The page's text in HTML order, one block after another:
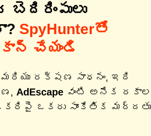
SpyHunterతో
చేయండి
రక్షణ సాధనం, ఇది
AdEscape వంటి అనేక రకాల
ఒకరు సాంకేతిక మద్దతు